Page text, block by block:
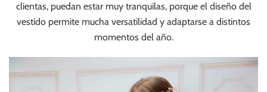
clientas, puedan estar muy tranquilas, porque el diseño del
vestido permite mucha versatilidad y adaptarse a distintos
momentos del año.